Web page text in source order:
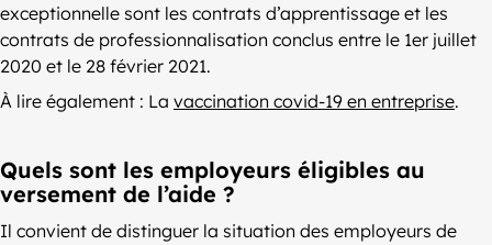
exceptionnelle sont les contrats d’apprentissage et les
contrats de professionnalisation conclus entre le 1er juillet
2020 et le 28 février 2021.
À lire également : La vaccination covid-19 en entreprise.
Quels sont les employeurs éligibles au
versement de l’aide ?
Il convient de distinguer la situation des employeurs de